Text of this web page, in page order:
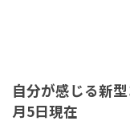
自分が感じる新
月5日現在